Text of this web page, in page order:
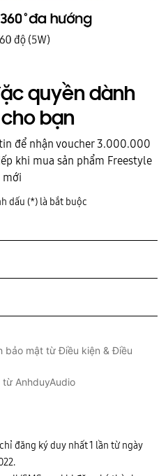
quyền dành
bạn
để nhận voucher 3.000.000
khi mua sản phẩm Freestyle
mới
dấu (*) là bắt buộc
bảo mật từ Điều kiện & Điều
AnhduyAudio
đăng ký duy nhất 1 lần từ ngày